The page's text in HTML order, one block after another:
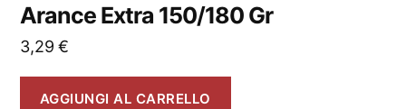
Arance Extra 150/180 Gr
3,29€
AGGIUNGI AL CARRELLO